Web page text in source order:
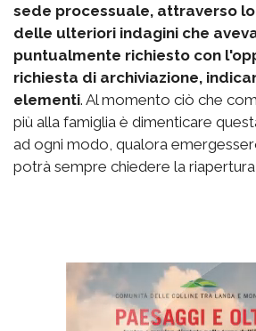
sede processuale, attraverso
delle ulteriori indagini che
puntualmente richiesto con
richiesta di archiviazione,
elementi. Al momento ciò che
più alla famiglia è dimenticare
ad ogni modo, qualora
potrà sempre chiedere la